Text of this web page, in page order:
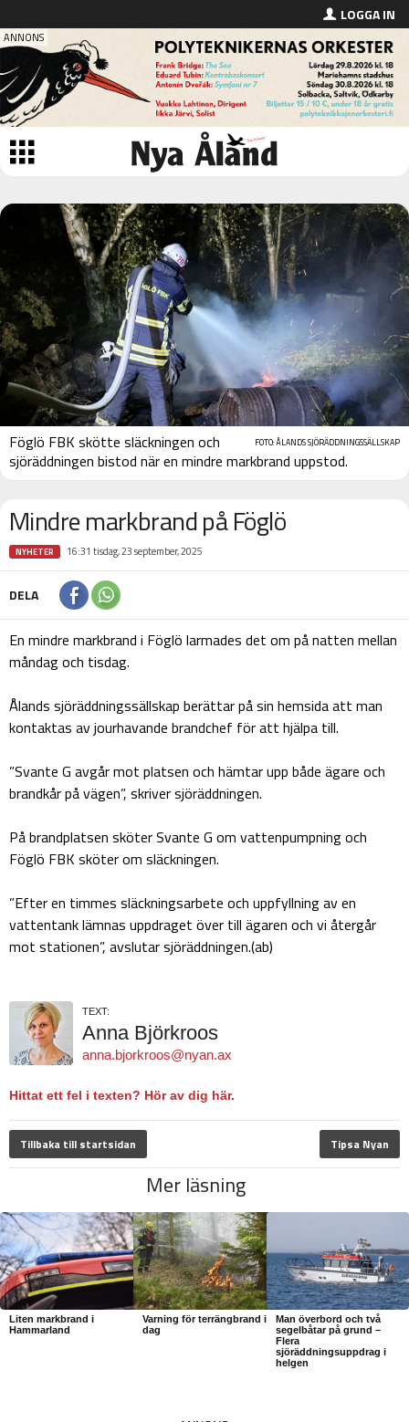
LOGGA IN
FOTO: ÅLANDS SJÖRÄDDNINGSSÄLLSKAP
Föglö FBK skötte släckningen och
sjöräddningen bistod när en mindre markbrand uppstod.
Mindre markbrand på Föglö
NYHETER 16:31 tisdag, 23 september, 2025
DELA
En mindre markbrand i Föglö larmades det om på natten mellan
måndag och tisdag.
Ålands sjöräddningssällskap berättar på sin hemsida att man
kontaktas av jourhavande brandchef för att hjälpa till.
”Svante G avgår mot platsen och hämtar upp både ägare och
brandkår på vägen”, skriver sjöräddningen.
På brandplatsen sköter Svante G om vattenpumpning och
Föglö FBK sköter om släckningen.
”Efter en timmes släckningsarbete och uppfyllning av en
vattentank lämnas uppdraget över till ägaren och vi återgår
mot stationen”, avslutar sjöräddningen.(ab)
TEXT:
Anna Björkroos
anna.bjorkroos@nyan.ax
Hittat ett fel i texten? Hör av dig här.
Tillbaka till startsidan Tipsa Nyan
Mer läsning
Liten markbrand i
Hammarland
Varning för terrängbrand i
dag
Man överbord och två
segelbåtar på grund –
Flera
sjöräddningsuppdrag i
helgen